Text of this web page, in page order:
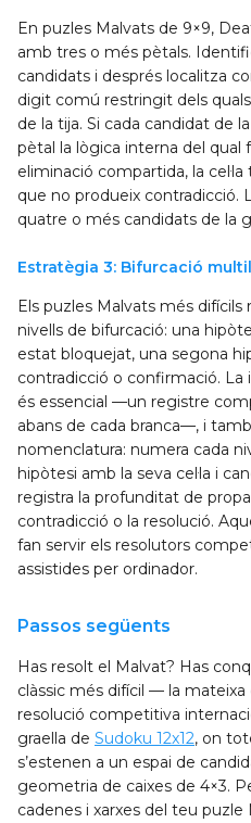
En puzles Malvats de 9×9,
amb tres o més pètals.
candidats i després localitza
digit comú restringit dels
de la tija. Si cada candidat de
pètal la lògica interna del qual
eliminació compartida, la
que no produeix contradicció.
quatre o més candidats de la
Estratègia 3: Bifurcació
Els puzles Malvats més
nivells de bifurcació: una
estat bloquejat, una segona
contradicció o confirmació.
és essencial —un registre
abans de cada branca—, i
nomenclatura: numera cada
hipòtesi amb la seva cel·la i
registra la profunditat de
contradicció o la resolució.
fan servir els resolutors
assistides per ordinador.
Passos següents
Has resolt el Malvat? Has
clàssic més difícil — la
resolució competitiva
graella de Sudoku 12x12, on
s’estenen a un espai de
geometria de caixes de 4×3.
cadenes i xarxes del teu puzle